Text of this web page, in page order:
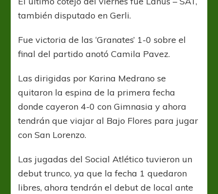
también disputado en Gerli.
Fue victoria de las ‘Granates’ 1-0 sobre el
final del partido anotó Camila Pavez.
Las dirigidas por Karina Medrano se
quitaron la espina de la primera fecha
donde cayeron 4-0 con Gimnasia y ahora
tendrán que viajar al Bajo Flores para jugar
con San Lorenzo.
Las jugadas del Social Atlético tuvieron un
debut trunco, ya que la fecha 1 quedaron
libres, ahora tendrán el debut de local ante